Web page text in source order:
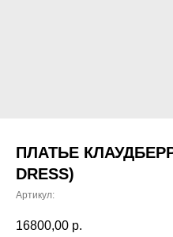
ПЛАТЬЕ
DRESS)
Артикул:
16800,00 р.